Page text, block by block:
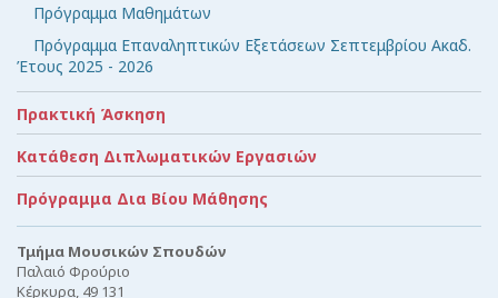
Πρόγραμμα Μαθημάτων
Πρόγραμμα Επαναληπτικών Εξετάσεων Σεπτεμβρίου Ακαδ.
Έτους 2025 - 2026
Πρακτική Άσκηση
Κατάθεση Διπλωματικών Εργασιών
Πρόγραμμα Δια Βίου Μάθησης
Τμήμα Μουσικών Σπουδών
Παλαιό Φρούριο
Κέρκυρα, 49 131